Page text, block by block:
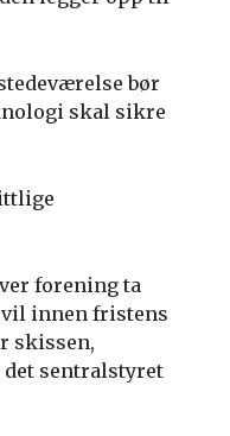
bør
skal sikre
forening ta
innen fristens
skissen,
det sentralstyret